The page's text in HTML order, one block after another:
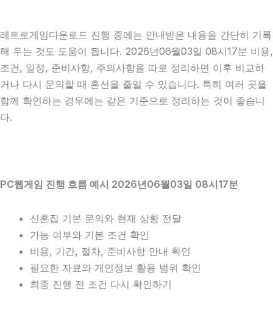
레트로게임다운로드 진행 중에는 안내받은 내용을 간단히 기록
해 두는 것도 도움이 됩니다. 2026년06월03일 08시17분 비용,
조건, 일정, 준비사항, 주의사항을 따로 정리하면 이후 비교하
거나 다시 문의할 때 혼선을 줄일 수 있습니다. 특히 여러 곳을
함께 확인하는 경우에는 같은 기준으로 정리하는 것이 좋습니
다.
PC웹게임 진행 흐름 예시 2026년06월03일 08시17분
신혼집 기본 문의와 현재 상황 전달
가능 여부와 기본 조건 확인
비용, 기간, 절차, 준비사항 안내 확인
필요한 자료와 개인정보 활용 범위 확인
최종 진행 전 조건 다시 확인하기